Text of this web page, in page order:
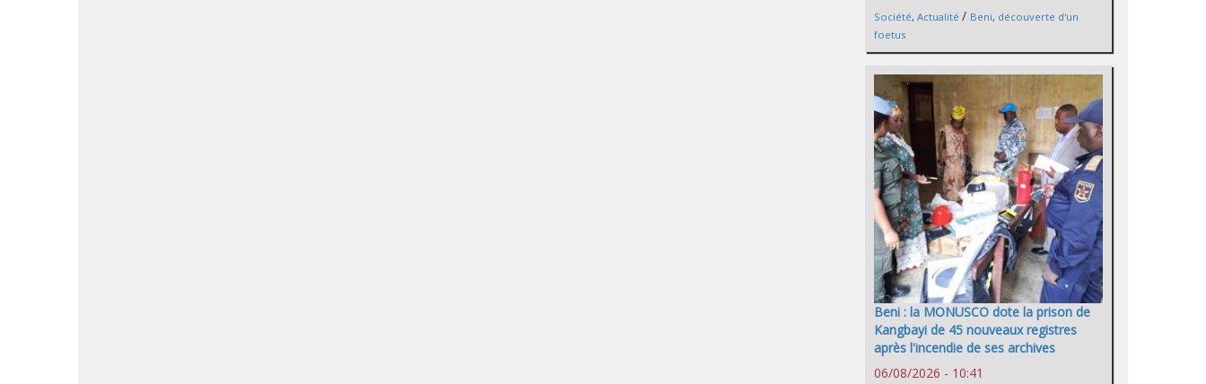
Société, Actualité / Beni, découverte d'un
foetus
Beni : la MONUSCO dote la prison de
Kangbayi de 45 nouveaux registres
après l'incendie de ses archives
06/08/2026 - 10:41